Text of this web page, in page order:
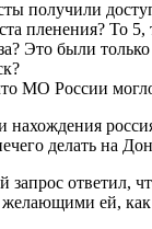
пленения? То
Это были
МО России
делать на
ответил,
ей,